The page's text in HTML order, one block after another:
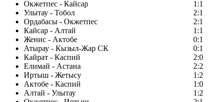
Окжетпес - Кайсар
1:1
Улытау - Тобол
2:1
Ордабасы - Окжетпес
2:1
Кайсар - Алтай
1:1
Женис - Актобе
0:1
Атырау - Кызыл-Жар СК
0:1
Кайрат - Каспий
2:0
Елимай - Астана
2:2
Иртыш - Жетысу
1:2
Актобе - Каспий
1:0
Алтай - Улытау
1:2